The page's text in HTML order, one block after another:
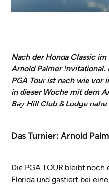
Nach der Honda Classic im
Arnold Palmer Invitational.
PGA Tour ist nach wie vor
in dieser Woche mit dem
Bay HillClub & Lodge
Das Turnier: Arnold
Die PGA TOUR bleibt
Florida und gastiert bei